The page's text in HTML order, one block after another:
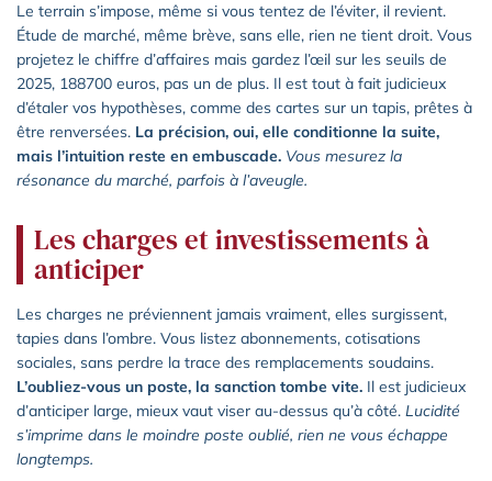
Le terrain s’impose, même si vous tentez de l’éviter, il revient.
Étude de marché, même brève, sans elle, rien ne tient droit. Vous
projetez le chiffre d’affaires mais gardez l’œil sur les seuils de
2025, 188700 euros, pas un de plus. Il est tout à fait judicieux
d’étaler vos hypothèses, comme des cartes sur un tapis, prêtes à
être renversées. La précision, oui, elle conditionne la suite,
mais l’intuition reste en embuscade. Vous mesurez la
résonance du marché, parfois à l’aveugle.
Les charges et investissements à
anticiper
Les charges ne préviennent jamais vraiment, elles surgissent,
tapies dans l’ombre. Vous listez abonnements, cotisations
sociales, sans perdre la trace des remplacements soudains.
L’oubliez-vous un poste, la sanction tombe vite. Il est judicieux
d’anticiper large, mieux vaut viser au-dessus qu’à côté. Lucidité
s’imprime dans le moindre poste oublié, rien ne vous échappe
longtemps.